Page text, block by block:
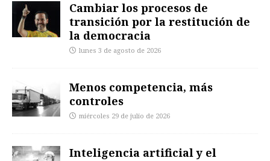
Cambiar los procesos de
transición por la restitución de
la democracia
lunes 3 de agosto de 2026
Menos competencia, más
controles
miércoles 29 de julio de 2026
Inteligencia artificial y el